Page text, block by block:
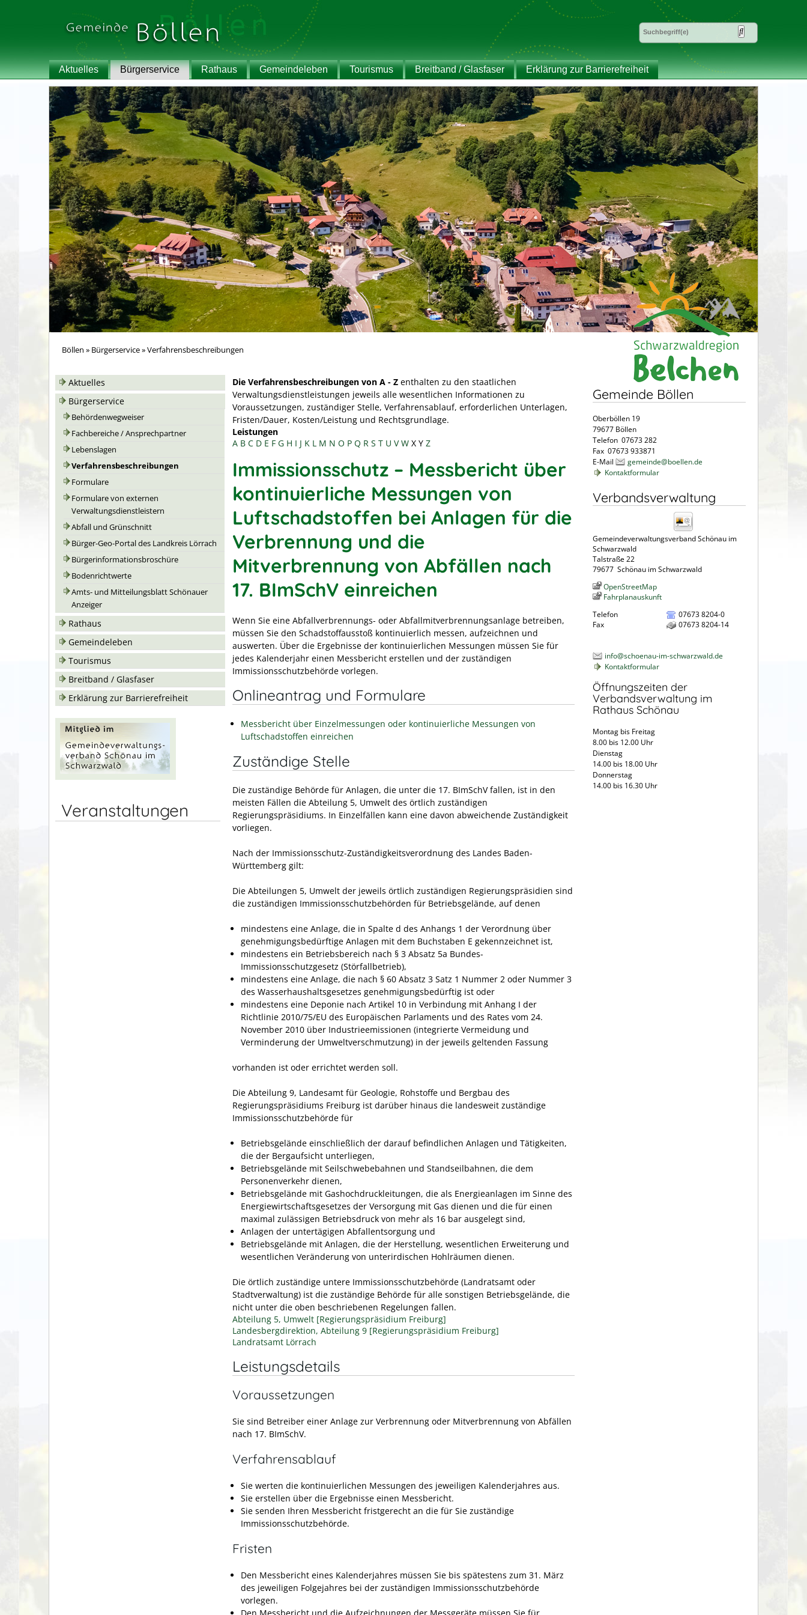
Aktuelles Bürgerservice Rathaus Gemeindeleben Tourismus Breitband / Glasfaser Erklärung zur Barrierefreiheit
Böllen » Bürgerservice»Verfahrensbeschreibungen
Aktuelles
Bürgerservice
Behördenwegweiser
Fachbereiche / Ansprechpartner
Lebenslagen
Verfahrensbeschreibungen
Formulare
Formulare von externen
Verwaltungsdienstleistern
Abfall und Grünschnitt
Bürger-Geo-Portal des Landkreis Lörrach
Bürgerinformationsbroschüre
Bodenrichtwerte
Amts- und Mitteilungsblatt Schönauer
Anzeiger
Rathaus
Gemeindeleben
Tourismus
Breitband / Glasfaser
Erklärung zur Barrierefreiheit
Veranstaltungen
Die Verfahrensbeschreibungen von A - Z enthalten zu den staatlichen
Verwaltungsdienstleistungen jeweils alle wesentlichen Informationen zu
Voraussetzungen, zuständiger Stelle, Verfahrensablauf, erforderlichen Unterlagen,
Fristen/Dauer, Kosten/Leistung und Rechtsgrundlage.
Leistungen
A B C D E F G H I J K L M N O P Q R S T U V W X Y Z
Immissionsschutz – Messbericht über
kontinuierliche Messungen von
Luftschadstoffen bei Anlagen für die
Verbrennung und die
Mitverbrennung von Abfällen nach
17. BImSchV einreichen
Wenn Sie eine Abfallverbrennungs- oder Abfallmitverbrennungsanlage betreiben,
müssen Sie den Schadstoffausstoß kontinuierlich messen, aufzeichnen und
auswerten. Über die Ergebnisse der kontinuierlichen Messungen müssen Sie für
jedes Kalenderjahr einen Messbericht erstellen und der zuständigen
Immissionsschutzbehörde vorlegen.
Onlineantrag und Formulare
Messbericht über Einzelmessungen oder kontinuierliche Messungen von
Luftschadstoffen einreichen
Zuständige Stelle
Die zuständige Behörde für Anlagen, die unter die 17. BImSchV fallen, ist in den
meisten Fällen die Abteilung 5, Umwelt des örtlich zuständigen
Regierungspräsidiums. In Einzelfällen kann eine davon abweichende Zuständigkeit
vorliegen.
Nach der Immissionsschutz-Zuständigkeitsverordnung des Landes Baden-
Württemberg gilt:
Die Abteilungen 5, Umwelt der jeweils örtlich zuständigen Regierungspräsidien sind
die zuständigen Immissionsschutzbehörden für Betriebsgelände, auf denen
mindestens eine Anlage, die in Spalte d des Anhangs 1 der Verordnung über
genehmigungsbedürftige Anlagen mit dem Buchstaben E gekennzeichnet ist,
mindestens ein Betriebsbereich nach § 3 Absatz 5a Bundes-
Immissionsschutzgesetz (Störfallbetrieb),
mindestens eine Anlage, die nach § 60 Absatz 3 Satz 1 Nummer 2 oder Nummer 3
des Wasserhaushaltsgesetzes genehmigungsbedürftig ist oder
mindestens eine Deponie nach Artikel 10 in Verbindung mit Anhang I der
Richtlinie 2010/75/EU des Europäischen Parlaments und des Rates vom 24.
November 2010 über Industrieemissionen (integrierte Vermeidung und
Verminderung der Umweltverschmutzung) in der jeweils geltenden Fassung
vorhanden ist oder errichtet werden soll.
Die Abteilung 9, Landesamt für Geologie, Rohstoffe und Bergbau des
Regierungspräsidiums Freiburg ist darüber hinaus die landesweit zuständige
Immissionsschutzbehörde für
Betriebsgelände einschließlich der darauf befindlichen Anlagen und Tätigkeiten,
die der Bergaufsicht unterliegen,
Betriebsgelände mit Seilschwebebahnen und Standseilbahnen, die dem
Personenverkehr dienen,
Betriebsgelände mit Gashochdruckleitungen, die als Energieanlagen im Sinne des
Energiewirtschaftsgesetzes der Versorgung mit Gas dienen und die für einen
maximal zulässigen Betriebsdruck von mehr als 16 bar ausgelegt sind,
Anlagen der untertägigen Abfallentsorgung und
Betriebsgelände mit Anlagen, die der Herstellung, wesentlichen Erweiterung und
wesentlichen Veränderung von unterirdischen Hohlräumen dienen.
Die örtlich zuständige untere Immissionsschutzbehörde (Landratsamt oder
Stadtverwaltung) ist die zuständige Behörde für alle sonstigen Betriebsgelände, die
nicht unter die oben beschriebenen Regelungen fallen.
Abteilung 5, Umwelt [Regierungspräsidium Freiburg]
Landesbergdirektion, Abteilung 9 [Regierungspräsidium Freiburg]
Landratsamt Lörrach
Leistungsdetails
Voraussetzungen
Sie sind Betreiber einer Anlage zur Verbrennung oder Mitverbrennung von Abfällen
nach 17. BImSchV.
Verfahrensablauf
Sie werten die kontinuierlichen Messungen des jeweiligen Kalenderjahres aus.
Sie erstellen über die Ergebnisse einen Messbericht.
Sie senden Ihren Messbericht fristgerecht an die für Sie zuständige
Immissionsschutzbehörde.
Fristen
Den Messbericht eines Kalenderjahres müssen Sie bis spätestens zum 31. März
des jeweiligen Folgejahres bei der zuständigen Immissionsschutzbehörde
vorlegen.
Den Messbericht und die Aufzeichnungen der Messgeräte müssen Sie für
Gemeinde Böllen
Oberböllen 19
79677 Böllen
Telefon 07673 282
Fax 07673 933871
E-Mail
gemeinde@boellen.de
Kontaktformular
Verbandsverwaltung
Gemeindeverwaltungsverband Schönau im
Schwarzwald
Talstraße 22
79677 Schönau im Schwarzwald
OpenStreetMap
Fahrplanauskunft
Telefon
07673 8204-0
Fax
07673 8204-14
info@schoenau-im-schwarzwald.de
Kontaktformular
Öffnungszeiten der
Verbandsverwaltung im
Rathaus Schönau
Montag bis Freitag
8.00 bis 12.00 Uhr
Dienstag
14.00 bis 18.00 Uhr
Donnerstag
14.00 bis 16.30 Uhr